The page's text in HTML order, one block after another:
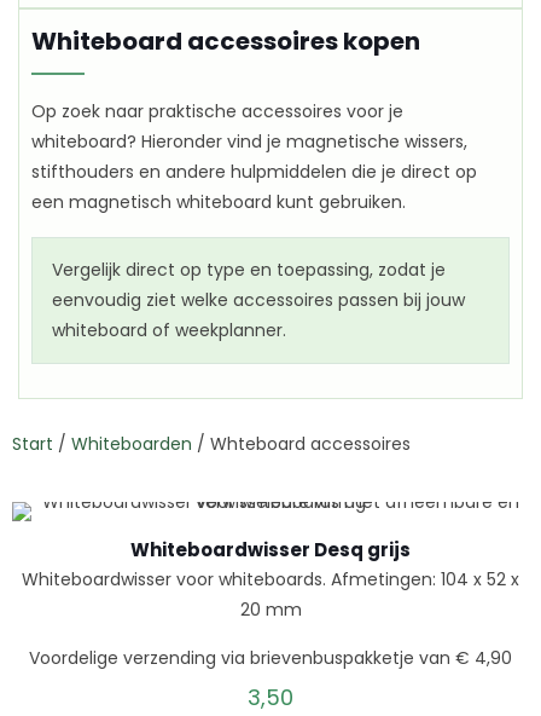
Whiteboard accessoires kopen
Op zoek naar praktische accessoires voor je
whiteboard? Hieronder vind je magnetische wissers,
stifthouders en andere hulpmiddelen die je direct op
een magnetisch whiteboard kunt gebruiken.
Vergelijk direct op type en toepassing, zodat je
eenvoudig ziet welke accessoires passen bij jouw
whiteboard of weekplanner.
Start / Whiteboarden / Whteboard accessoires
Whiteboardwisser Desq grijs
Whiteboardwisser voor whiteboards. Afmetingen: 104 x 52 x
20 mm
Voordelige verzending via brievenbuspakketje van € 4,90
3,50